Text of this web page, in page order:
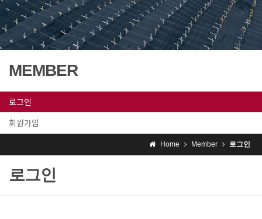
MEMBER
로그인
회원가입
Home Member 로그인
로그인